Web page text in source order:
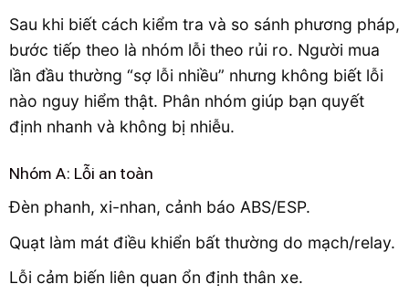
Sau khi biết cách kiểm tra và so sánh phương pháp,
bước tiếp theo là nhóm lỗi theo rủi ro. Người mua
lần đầu thường “sợ lỗi nhiều” nhưng không biết lỗi
nào nguy hiểm thật. Phân nhóm giúp bạn quyết
định nhanh và không bị nhiễu.
Nhóm A: Lỗi an toàn
Đèn phanh, xi-nhan, cảnh báo ABS/ESP.
Quạt làm mát điều khiển bất thường do mạch/relay.
Lỗi cảm biến liên quan ổn định thân xe.